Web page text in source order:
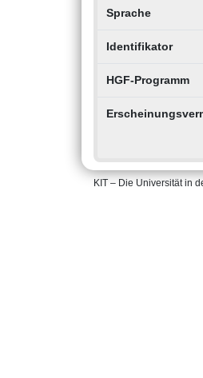
Sprache
Identifikator
HGF-Programm
KIT – Die Universität in